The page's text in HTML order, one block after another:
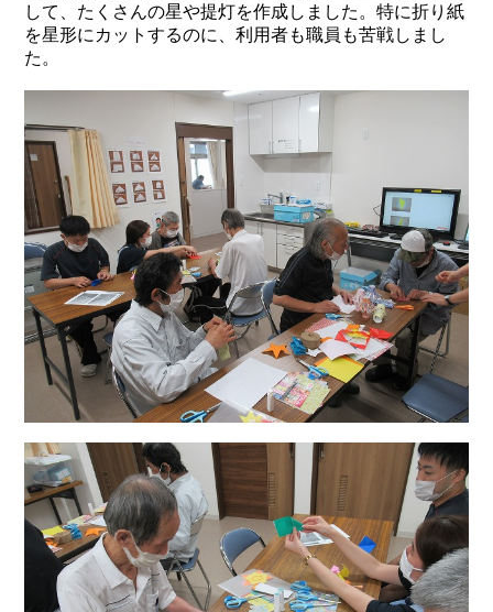
して、たくさんの星や提灯を作成しました。特に折り紙
を星形にカットするのに、利用者も職員も苦戦しまし
た。